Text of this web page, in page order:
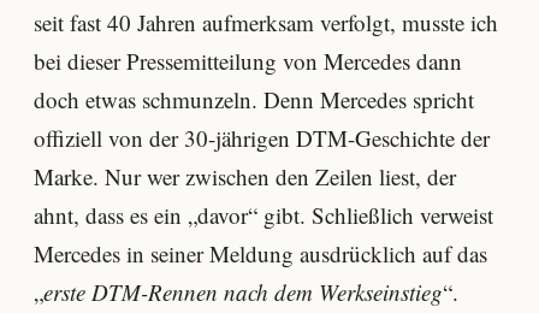
seit fast 40 Jahren aufmerksam verfolgt, musste ich
bei dieser Pressemitteilung von Mercedes dann
doch etwas schmunzeln. Denn Mercedes spricht
offiziell von der 30-jährigen DTM-Geschichte der
Marke. Nur wer zwischen den Zeilen liest, der
ahnt, dass es ein „davor“ gibt. Schließlich verweist
Mercedes in seiner Meldung ausdrücklich auf das
„erste DTM-Rennen nach dem Werkseinstieg“.